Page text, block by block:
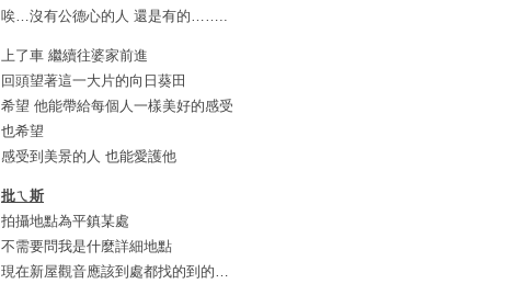
唉…沒有公德心的人 還是有的……..
上了車 繼續往婆家前進
回頭望著這一大片的向日葵田
希望 他能帶給每個人一樣美好的感受
也希望
感受到美景的人 也能愛護他
批ㄟ斯
拍攝地點為平鎮某處
不需要問我是什麼詳細地點
現在新屋觀音應該到處都找的到的…